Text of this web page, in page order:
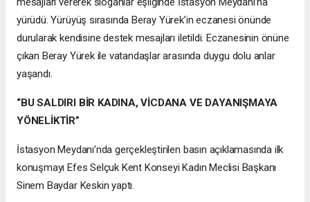
yürüdü. Yürüyüş sırasında Beray Yürek’in eczanesi önünde
durularak kendisine destek mesajları iletildi. Eczanesinin önüne
çıkan Beray Yürek ile vatandaşlar arasında duygu dolu anlar
yaşandı.
“BU SALDIRI BİR KADINA, VİCDANA VE DAYANIŞMAYA
YÖNELİKTİR”
İstasyon Meydanı’nda gerçekleştirilen basın açıklamasında ilk
konuşmayı Efes Selçuk Kent Konseyi Kadın Meclisi Başkanı
Sinem Baydar Keskin yaptı.